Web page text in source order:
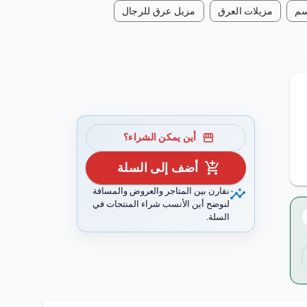
مزيلات العرق مزيل عرق للرجال
storefront أين يمكن الشراء؟
add_shopping_cart أضف إلى السلة
insightsنقارن بين المتاجر والعروض والمسافة
لنوضح أين الأنسب شراء المنتجات في
السلة.